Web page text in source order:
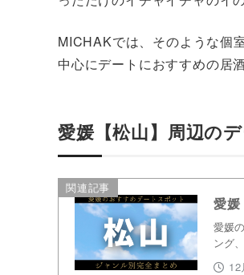
MICHAKでは、そのような個
中心にデートにおすすめの居
愛媛【松山】周辺の
関連記事
愛媛
愛媛
ング